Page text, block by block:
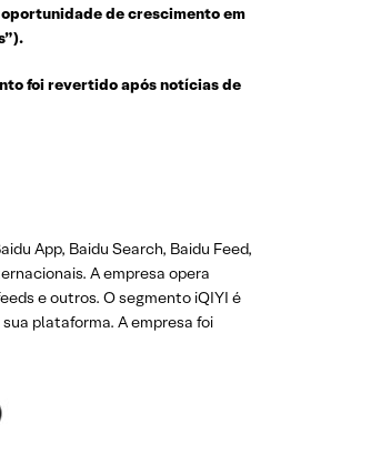
de crescimento em
foi revertido após notícias de
App, Baidu Search, Baidu Feed,
A empresa opera
e outros. O segmento iQIYI é
plataforma. A empresa foi